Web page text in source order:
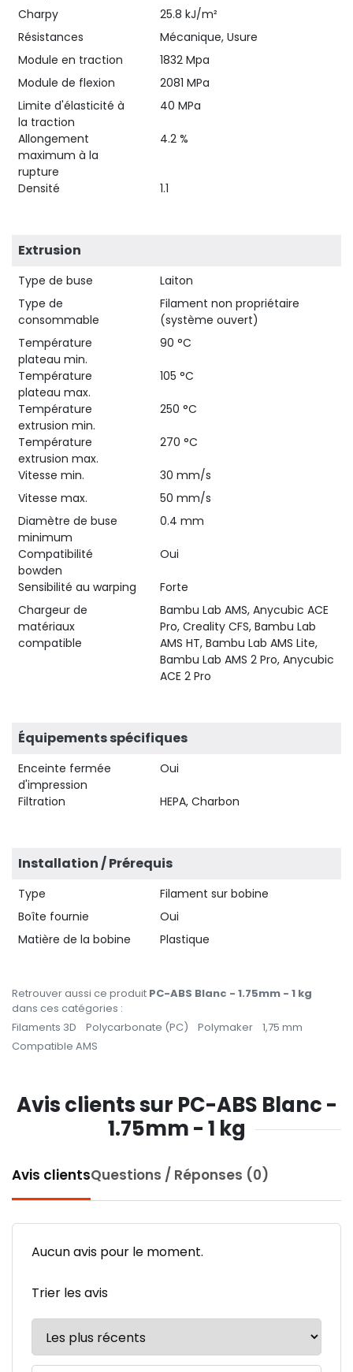
Charpy
25.8 kJ/m²
Résistances
Mécanique, Usure
Module en traction
1832 Mpa
Module de flexion
2081 MPa
Limite d'élasticité à
la traction
40 MPa
Allongement
maximum à la
rupture
4.2 %
Densité 1.1
Extrusion
Type de buse
Laiton
Type de
consommable
Filament non propriétaire
(système ouvert)
Température
plateau min.
90 °C
Température
plateau max.
105 °C
Température
extrusion min.
250 °C
Température
extrusion max.
270 °C
Vitesse min.
30 mm/s
Vitesse max.
50 mm/s
Diamètre de buse
minimum
0.4 mm
Compatibilité
bowden
Oui
Sensibilité au warping
Forte
Chargeur de
matériaux
compatible
Bambu Lab AMS, Anycubic ACE
Pro, Creality CFS, Bambu Lab
AMS HT, Bambu Lab AMS Lite,
Bambu Lab AMS 2 Pro, Anycubic
ACE 2 Pro
Équipements spécifiques
Enceinte fermée
d'impression
Oui
Filtration HEPA, Charbon
Installation / Prérequis
Type
Filament sur bobine
Boîte fournie
Oui
Matière de la bobine
Plastique
Retrouver aussi ce produit PC-ABS Blanc - 1.75mm - 1 kg
dans ces catégories :
Filaments 3D
Polycarbonate (PC) Polymaker
1,75 mm
Compatible AMS
Avis clients sur PC-ABS Blanc -
1.75mm - 1 kg
Avis clientsQuestions / Réponses (0)
Aucun avis pour le moment.
Trier les avis